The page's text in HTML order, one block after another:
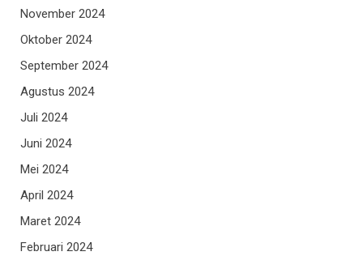
November 2024
Oktober 2024
September 2024
Agustus 2024
Juli 2024
Juni 2024
Mei 2024
April 2024
Maret 2024
Februari 2024